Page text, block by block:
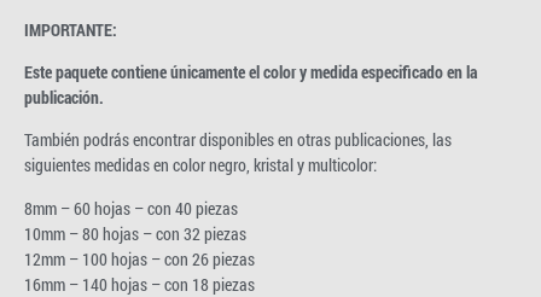
IMPORTANTE:
Este paquete contiene únicamente el color y medida especificado en la
publicación.
También podrás encontrar disponibles en otras publicaciones, las
siguientes medidas en color negro, kristal y multicolor:
8mm – 60 hojas – con 40 piezas
10mm – 80 hojas – con 32 piezas
12mm – 100 hojas – con 26 piezas
16mm – 140 hojas – con 18 piezas